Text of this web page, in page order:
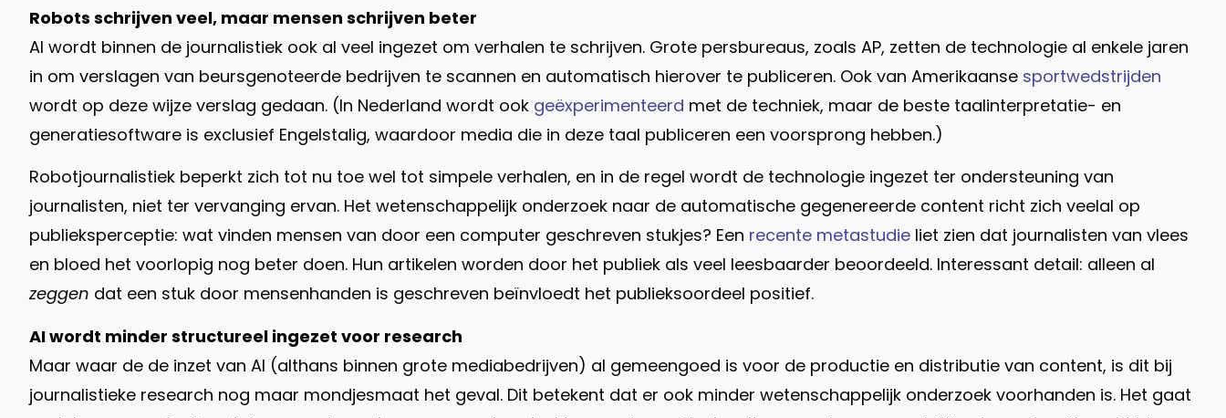
Robots schrijven veel, maar mensen schrijven beter
AI wordt binnen de journalistiek ook al veel ingezet om verhalen te schrijven. Grote persbureaus, zoals AP, zetten de technologie al enkele jaren
in om verslagen van beursgenoteerde bedrijven te scannen en automatisch hierover te publiceren. Ook van Amerikaanse sportwedstrijden
wordt op deze wijze verslag gedaan. (In Nederland wordt ook geëxperimenteerd met de techniek, maar de beste taalinterpretatie- en
generatiesoftware is exclusief Engelstalig, waardoor media die in deze taal publiceren een voorsprong hebben.)
Robotjournalistiek beperkt zich tot nu toe wel tot simpele verhalen, en in de regel wordt de technologie ingezet ter ondersteuning van
journalisten, niet ter vervanging ervan. Het wetenschappelijk onderzoek naar de automatische gegenereerde content richt zich veelal op
publieksperceptie: wat vinden mensen van door een computer geschreven stukjes? Een recente metastudie liet zien dat journalisten van vlees
en bloed het voorlopig nog beter doen. Hun artikelen worden door het publiek als veel leesbaarder beoordeeld. Interessant detail: alleen al
zeggen dat een stuk door mensenhanden is geschreven beïnvloedt het publieksoordeel positief.
AI wordt minder structureel ingezet voor research
Maar waar de de inzet van AI (althans binnen grote mediabedrijven) al gemeengoed is voor de productie en distributie van content, is dit bij
journalistieke research nog maar mondjesmaat het geval. Dit betekent dat er ook minder wetenschappelijk onderzoek voorhanden is. Het gaat